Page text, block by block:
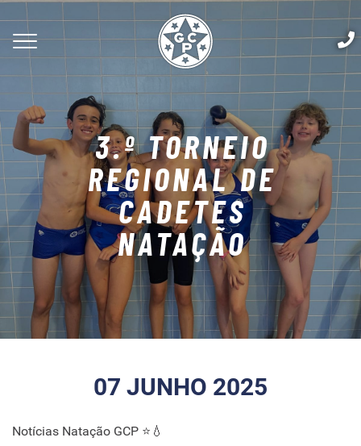
3.º TORNEIO
REGIONAL DE
CADETES
NATAÇÃO
07 JUNHO 2025
Notícias Natação GCP ⭐💧